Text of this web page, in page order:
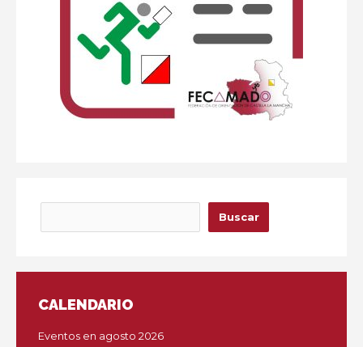
Buscar
CALENDARIO
Eventos en agosto 2026